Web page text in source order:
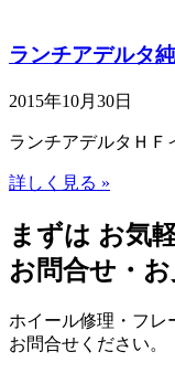
ランチアデルタ
2015年10月30日
ランチアデルタＨＦ
詳しく見る »
まずは お気軽
お問合せ・お
ホイール修理・フレ
お問合せください。